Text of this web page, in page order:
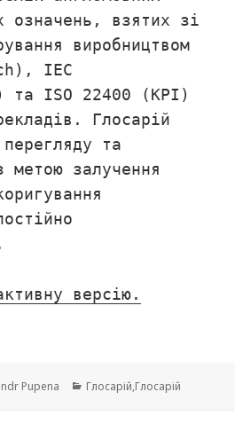
означень, взятих зі
виробництвом
IEC
та ISO 22400 (KPI)
Глосарій
та
метою залучення
версію.
Pupena Категорії
Глосарій,Глосарій